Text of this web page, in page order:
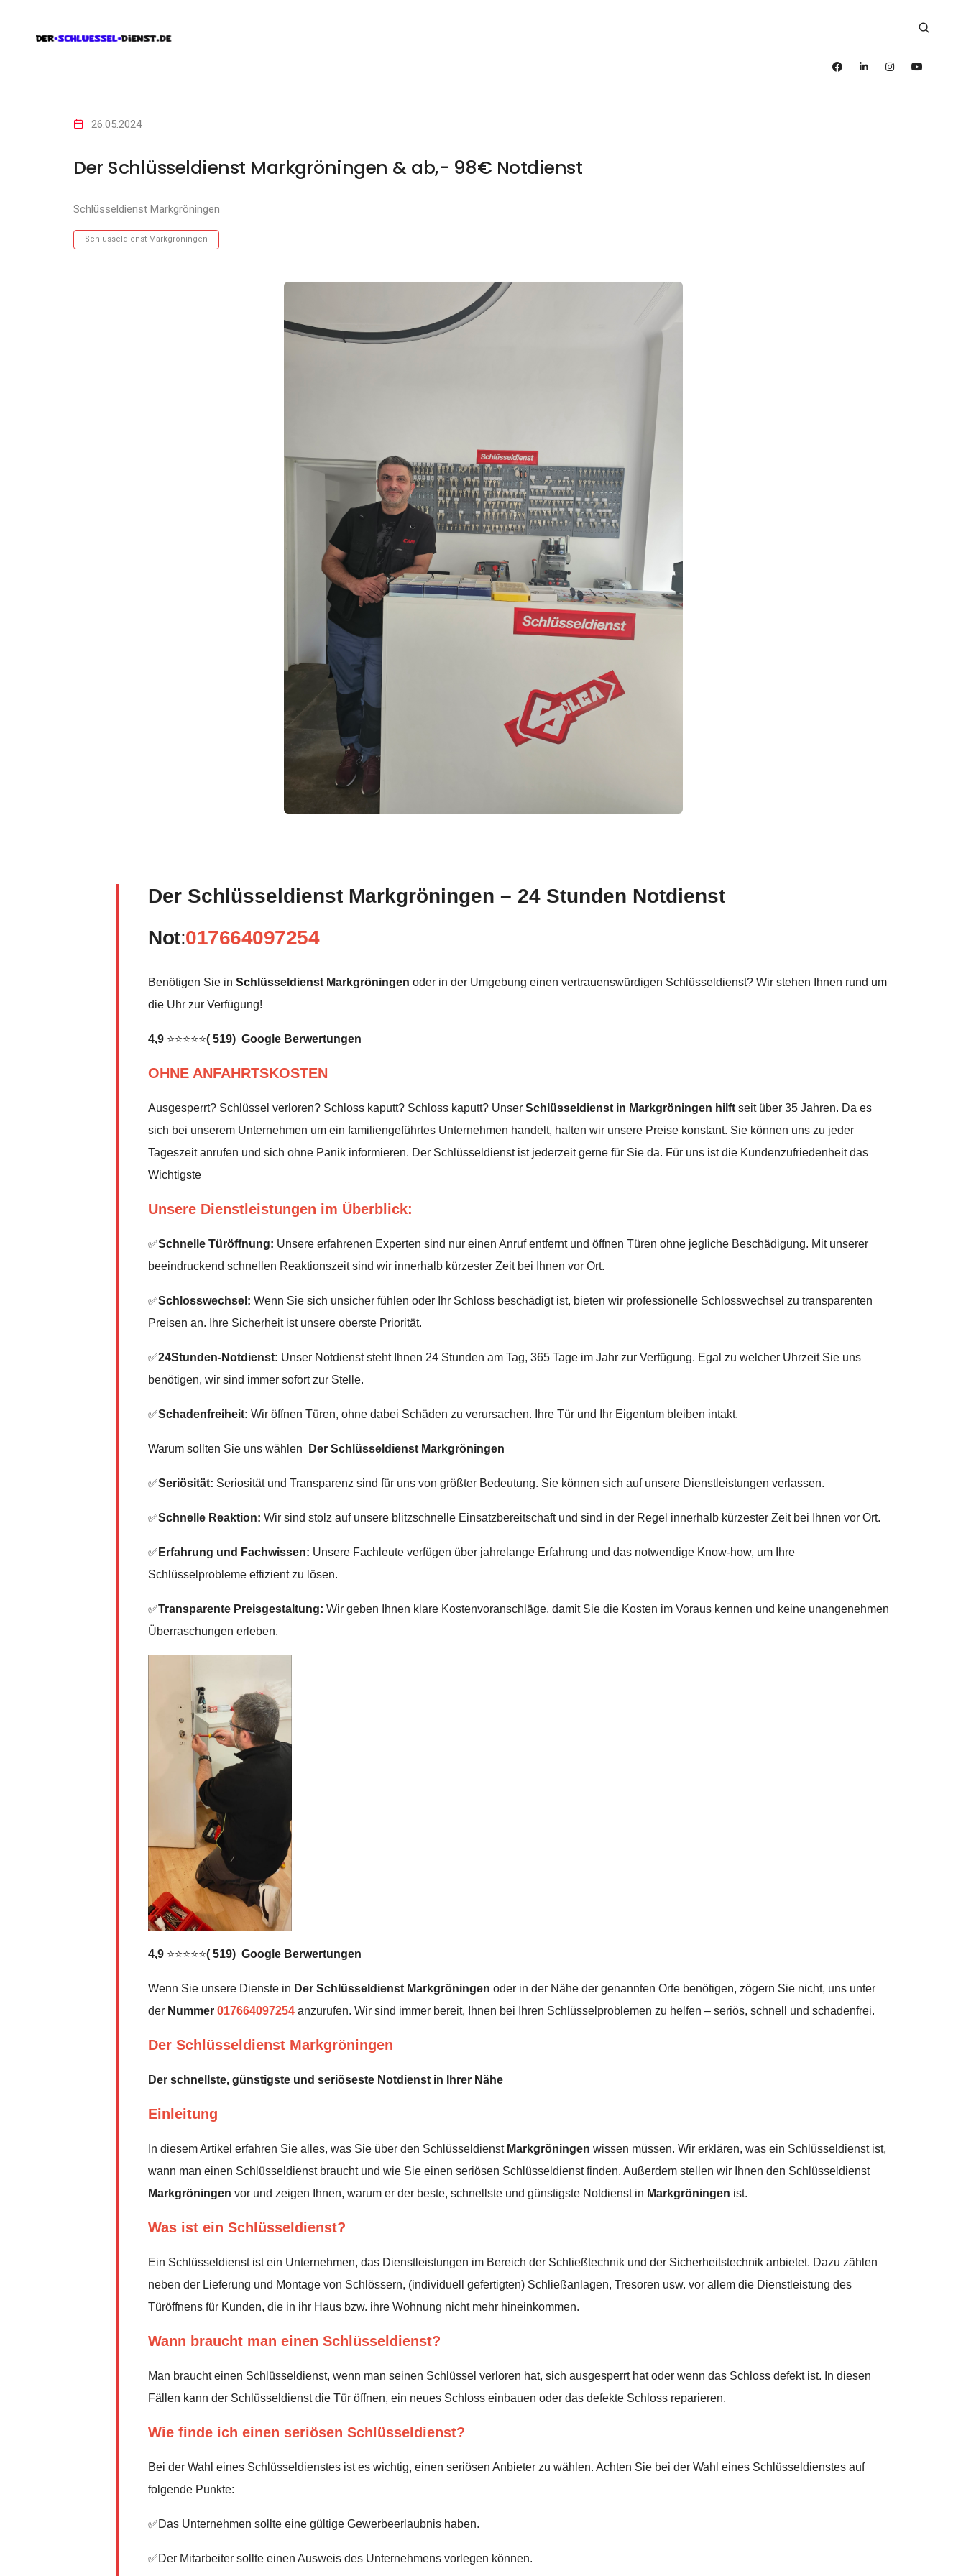
26.05.2024
Der Schlüsseldienst Markgröningen & ab,- 98€ Notdienst
Schlüsseldienst Markgröningen
Schlüsseldienst Markgröningen
Der Schlüsseldienst Markgröningen – 24 Stunden Notdienst
Not:017664097254
Benötigen Sie in Schlüsseldienst Markgröningen oder in der Umgebung einen vertrauenswürdigen Schlüsseldienst? Wir stehen Ihnen rund um
die Uhr zur Verfügung!
4,9 ⭐⭐⭐⭐⭐( 519) Google Berwertungen
OHNE ANFAHRTSKOSTEN
Ausgesperrt? Schlüssel verloren? Schloss kaputt? Schloss kaputt? Unser Schlüsseldienst in Markgröningen hilft seit über 35 Jahren. Da es
sich bei unserem Unternehmen um ein familiengeführtes Unternehmen handelt, halten wir unsere Preise konstant. Sie können uns zu jeder
Tageszeit anrufen und sich ohne Panik informieren. Der Schlüsseldienst ist jederzeit gerne für Sie da. Für uns ist die Kundenzufriedenheit das
Wichtigste
Unsere Dienstleistungen im Überblick:
✅Schnelle Türöffnung: Unsere erfahrenen Experten sind nur einen Anruf entfernt und öffnen Türen ohne jegliche Beschädigung. Mit unserer
beeindruckend schnellen Reaktionszeit sind wir innerhalb kürzester Zeit bei Ihnen vor Ort.
✅Schlosswechsel: Wenn Sie sich unsicher fühlen oder Ihr Schloss beschädigt ist, bieten wir professionelle Schlosswechsel zu transparenten
Preisen an. Ihre Sicherheit ist unsere oberste Priorität.
✅24Stunden-Notdienst: Unser Notdienst steht Ihnen 24 Stunden am Tag, 365 Tage im Jahr zur Verfügung. Egal zu welcher Uhrzeit Sie uns
benötigen, wir sind immer sofort zur Stelle.
✅Schadenfreiheit: Wir öffnen Türen, ohne dabei Schäden zu verursachen. Ihre Tür und Ihr Eigentum bleiben intakt.
Warum sollten Sie uns wählen Der Schlüsseldienst Markgröningen
✅Seriösität: Seriosität und Transparenz sind für uns von größter Bedeutung. Sie können sich auf unsere Dienstleistungen verlassen.
✅Schnelle Reaktion: Wir sind stolz auf unsere blitzschnelle Einsatzbereitschaft und sind in der Regel innerhalb kürzester Zeit bei Ihnen vor Ort.
✅ Erfahrung und Fachwissen: Unsere Fachleute verfügen über jahrelange Erfahrung und das notwendige Know-how, um Ihre
Schlüsselprobleme effizient zu lösen.
✅Transparente Preisgestaltung: Wir geben Ihnen klare Kostenvoranschläge, damit Sie die Kosten im Voraus kennen und keine unangenehmen
Überraschungen erleben.
4,9 ⭐⭐⭐⭐⭐( 519) Google Berwertungen
Wenn Sie unsere Dienste in Der Schlüsseldienst Markgröningen oder in der Nähe der genannten Orte benötigen, zögern Sie nicht, uns unter
der Nummer 017664097254 anzurufen. Wir sind immer bereit, Ihnen bei Ihren Schlüsselproblemen zu helfen – seriös, schnell und schadenfrei.
Der Schlüsseldienst Markgröningen
Der schnellste, günstigste und seriöseste Notdienst in Ihrer Nähe
Einleitung
In diesem Artikel erfahren Sie alles, was Sie über den Schlüsseldienst Markgröningen wissen müssen. Wir erklären, was ein Schlüsseldienst ist,
wann man einen Schlüsseldienst braucht und wie Sie einen seriösen Schlüsseldienst finden. Außerdem stellen wir Ihnen den Schlüsseldienst
Markgröningen vor und zeigen Ihnen, warum er der beste, schnellste und günstigste Notdienst in Markgröningen ist.
Was ist ein Schlüsseldienst?
Ein Schlüsseldienst ist ein Unternehmen, das Dienstleistungen im Bereich der Schließtechnik und der Sicherheitstechnik anbietet. Dazu zählen
neben der Lieferung und Montage von Schlössern, (individuell gefertigten) Schließanlagen, Tresoren usw. vor allem die Dienstleistung des
Türöffnens für Kunden, die in ihr Haus bzw. ihre Wohnung nicht mehr hineinkommen.
Wann braucht man einen Schlüsseldienst?
Man braucht einen Schlüsseldienst, wenn man seinen Schlüssel verloren hat, sich ausgesperrt hat oder wenn das Schloss defekt ist. In diesen
Fällen kann der Schlüsseldienst die Tür öffnen, ein neues Schloss einbauen oder das defekte Schloss reparieren.
Wie finde ich einen seriösen Schlüsseldienst?
Bei der Wahl eines Schlüsseldienstes ist es wichtig, einen seriösen Anbieter zu wählen. Achten Sie bei der Wahl eines Schlüsseldienstes auf
folgende Punkte:
✅Das Unternehmen sollte eine gültige Gewerbeerlaubnis haben.
✅Der Mitarbeiter sollte einen Ausweis des Unternehmens vorlegen können.